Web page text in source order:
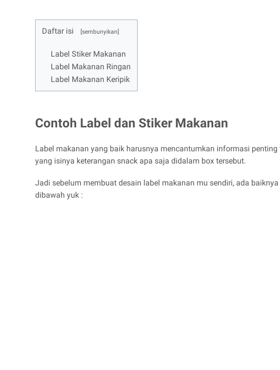
Daftar isi
Label Stiker Makanan
Label Makanan Ringan
Label Makanan Keripik
Contoh Label dan Stiker Makanan
Label makanan yang baik harusnya mencantumkan informasi
yang isinya keterangan snack apa saja didalam box tersebut.
Jadi sebelum membuat desain label makanan mu sendiri, ada
dibawah yuk :